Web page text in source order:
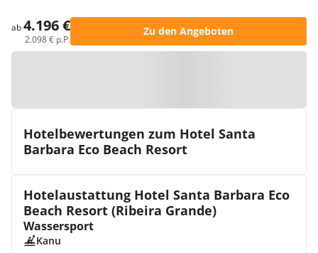
ab4.196 €
2.098 € p.P.
Zu den Angeboten
Hotelbewertungen zum Hotel Santa
Barbara Eco Beach Resort
Hotelaustattung Hotel Santa Barbara Eco
Beach Resort (Ribeira Grande)
Wassersport
Kanu